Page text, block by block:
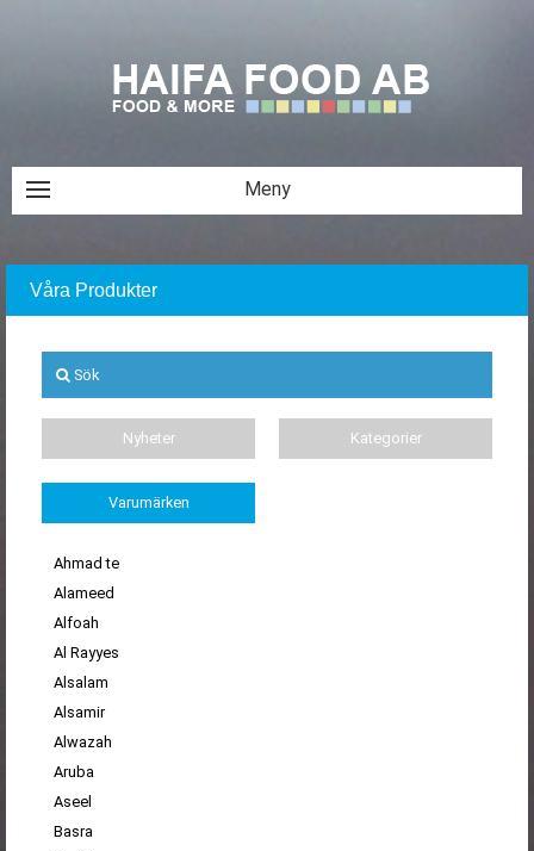
Våra Produkter
Sök
Nyheter Kategorier
Varumärken
Ahmad te
Alameed
Alfoah
Al Rayyes
Alsalam
Alsamir
Alwazah
Aruba
Aseel
Basra